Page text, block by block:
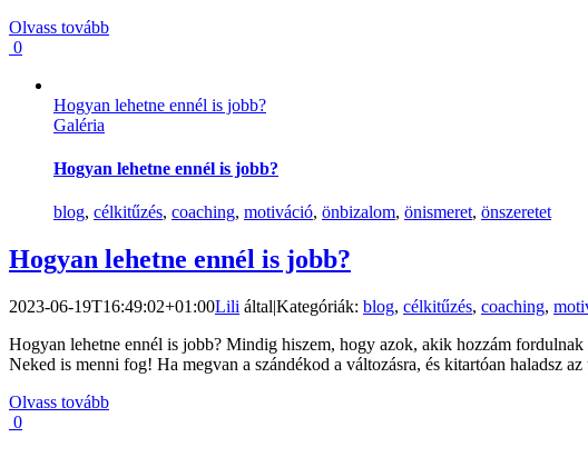
Olvass tovább
0
Hogyan lehetne ennél is jobb?
Galéria
Hogyan lehetne ennél is jobb?
blog, célkitűzés, coaching, motiváció, önbizalom, önismeret, önszeretet
Hogyan lehetne ennél is jobb?
2023-06-19T16:49:02+01:00Lili által|Kategóriák: blog, célkitűzés, coaching,
Hogyan lehetne ennél is jobb? Mindig hiszem, hogy azok, akik hozzám
Neked is menni fog! Ha megvan a szándékod a változásra, és kitartóan haladsz
Olvass tovább
0